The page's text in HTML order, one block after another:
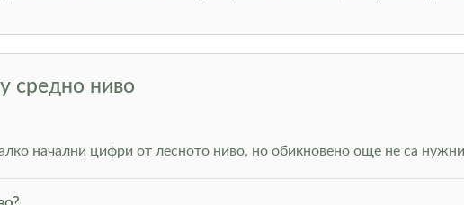
средно ниво
начални цифри от лесното ниво, но обикновено още не са